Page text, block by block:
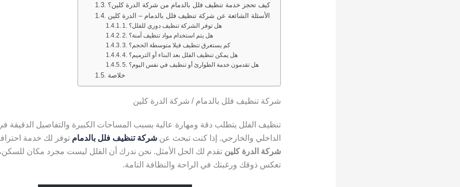
كيف تحجز خدمة تنظيف فلل بالدمام من شركة الدرة كلين؟
الأسئلة الشائعة عن شركة تنظيف فلل بالدمام – الدرة كلين
1. هل توفر الشركة تنظيف دوري للفلل؟
2. هل يتم استخدام مواد تنظيف آمنة؟
3. كم يستغرق تنظيف فيلا متوسطة الحجم؟
4. هل يمكن تنظيف الفلل بعد البناء أو الترميم؟
5. هل تقدمون خدمة الطوارئ أو تنظيف في نفس اليوم؟
خلاصة
شركة تنظيف فلل بالدمام / شركة الدرة كلين
تنظيف الفلل يتطلب دقة ومهارة عالية بسبب المساحات الكبيرة والتفاصيل الدقيقة
الداخلي والخارجي. إذا كنت تبحث عن شركة تنظيف فلل بالدمام توفر لك خدمة
شركة الدرة كلين تقدم لك الحل الأمثل. نحن ندرك أن الفلل ليست مجرد مكان
تعكس ذوقك ورغبتك في الراحة والنظافة التامة.